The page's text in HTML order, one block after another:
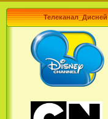
Телеканал_Дисней